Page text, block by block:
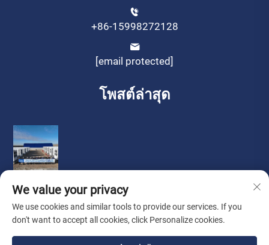
+86-15998272128
[email protected]
โพสต์ล่าสุด
ลิขสิทธิ์ © โดย Liaoning Sinotech Group Co., Ltd.
We value your privacy
We use cookies and similar tools to provide our services. If you
don't want to accept all cookies, click Personalize cookies.